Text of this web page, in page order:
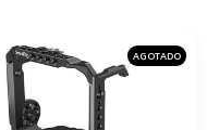
AGOTADO